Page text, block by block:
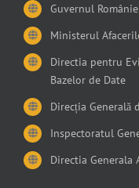
Guvernul
Ministerul
Directia pentru
Bazelor de Date
Direcția Generală
Inspectoratul
Directia Generala